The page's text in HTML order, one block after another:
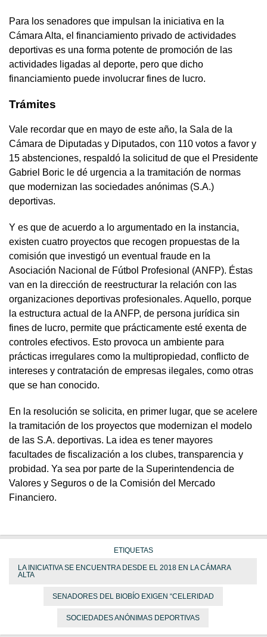
Para los senadores que impulsan la iniciativa en la
Cámara Alta, el financiamiento privado de actividades
deportivas es una forma potente de promoción de las
actividades ligadas al deporte, pero que dicho
financiamiento puede involucrar fines de lucro.
Trámites
Vale recordar que en mayo de este año, la Sala de la
Cámara de Diputadas y Diputados, con 110 votos a favor y
15 abstenciones, respaldó la solicitud de que el Presidente
Gabriel Boric le dé urgencia a la tramitación de normas
que modernizan las sociedades anónimas (S.A.)
deportivas.
Y es que de acuerdo a lo argumentado en la instancia,
existen cuatro proyectos que recogen propuestas de la
comisión que investigó un eventual fraude en la
Asociación Nacional de Fútbol Profesional (ANFP). Éstas
van en la dirección de reestructurar la relación con las
organizaciones deportivas profesionales. Aquello, porque
la estructura actual de la ANFP, de persona jurídica sin
fines de lucro, permite que prácticamente esté exenta de
controles efectivos. Esto provoca un ambiente para
prácticas irregulares como la multipropiedad, conflicto de
intereses y contratación de empresas ilegales, como otras
que se han conocido.
En la resolución se solicita, en primer lugar, que se acelere
la tramitación de los proyectos que modernizan el modelo
de las S.A. deportivas. La idea es tener mayores
facultades de fiscalización a los clubes, transparencia y
probidad. Ya sea por parte de la Superintendencia de
Valores y Seguros o de la Comisión del Mercado
Financiero.
ETIQUETAS
LA INICIATIVA SE ENCUENTRA DESDE EL 2018 EN LA CÁMARA
ALTA
SENADORES DEL BIOBÍO EXIGEN “CELERIDAD
SOCIEDADES ANÓNIMAS DEPORTIVAS